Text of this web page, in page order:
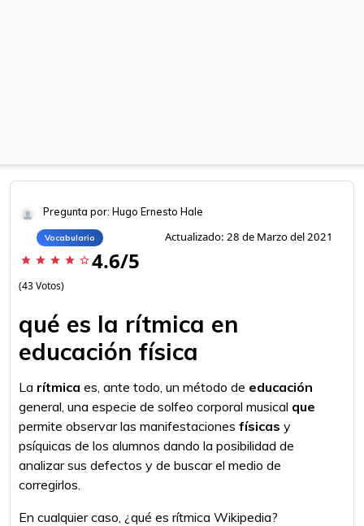
Pregunta por: Hugo Ernesto Hale
Vocabulario Actualizado: 28 de Marzo del 2021
star star star star star_border 4.6/5
(43 Votos)
qué es la rítmica en
educación física
La rítmica es, ante todo, un método de educación
general, una especie de solfeo corporal musical que
permite observar las manifestaciones físicas y
psíquicas de los alumnos dando la posibilidad de
analizar sus defectos y de buscar el medio de
corregirlos.
En cualquier caso, ¿qué es rítmica Wikipedia?